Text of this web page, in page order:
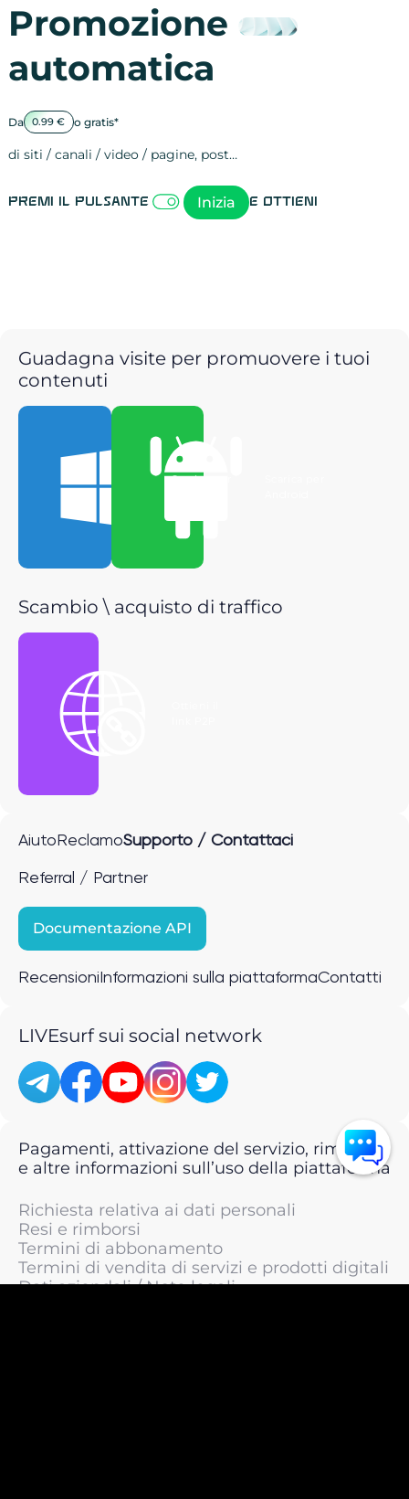
Promozione
automatica
Da 0.99 € o gratis*
di siti / canali / video / pagine, post…
Premi il pulsante Inizia e ottieni
Guadagna visite per promuovere i tuoi
contenuti
Scarica per
Scambio \ acquisto di traffico
Aiuto ReclamoSupporto / Contattaci
Referral / Partner
Documentazione API
Recensioni Informazioni sulla piattaformaContatti
LIVEsurf sui social network
Pagamenti, attivazione del servizio, rimborsi
e altre informazioni sull’uso della piattaforma
Richiesta relativa ai dati personali
Resi e rimborsi
Termini di abbonamento
Termini di vendita di servizi e prodotti digitali
Dati aziendali / Note legali